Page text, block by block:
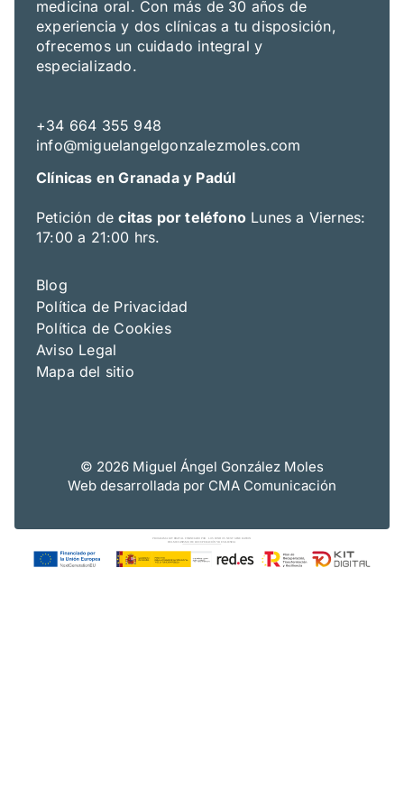
medicina oral. Con más de 30 años de
experiencia y dos clínicas a tu disposición,
ofrecemos un cuidado integral y
especializado.
+34 664 355 948
info@miguelangelgonzalezmoles.com
Clínicas en Granada y Padúl
Petición decitas por teléfono Lunes a Viernes:
17:00 a 21:00 hrs.
Blog
Política de Privacidad
Política de Cookies
Aviso Legal
Mapa del sitio
© 2026 Miguel Ángel González Moles
Web desarrollada por CMA Comunicación